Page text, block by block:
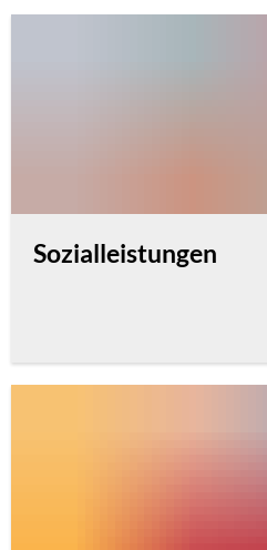
Sozialleistungen